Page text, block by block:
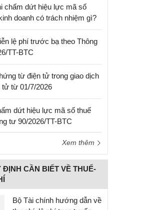
chấm dứt hiệu lực mã số
doanh có trách nhiệm gì?
lệ phí trước bạ theo Thông
TT-BTC
từ điện tử trong giao dịch
tử từ 01/7/2026
dứt hiệu lực mã số thuế
tư 90/2026/TT-BTC
Xem thêm
ĐỊNH CẦN BIẾT VỀ THUẾ-
Bộ Tài chính hướng dẫn về